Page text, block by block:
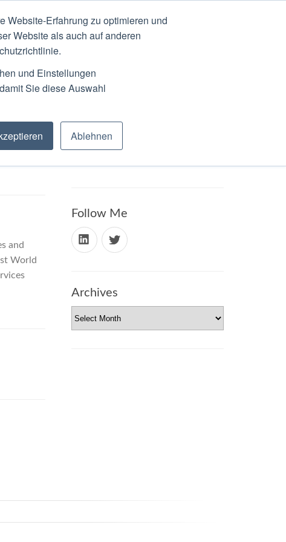
Website-Erfahrung zu optimieren und
Website als auch auf anderen
und Einstellungen
Sie diese Auswahl
Ablehnen
ABOUT SCHEDULE
and
World
Follow Me
Archives